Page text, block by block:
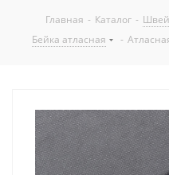
Главная - Каталог -
Бейка атласная
-